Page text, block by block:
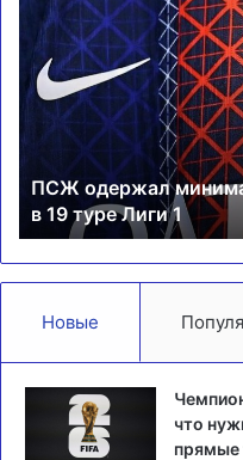
одержал
минимальную
победу
над
Осером
в
туре
Лиги
1
ПСЖ одержал
в 19 туре Лиги 1
Новые
что
прямые